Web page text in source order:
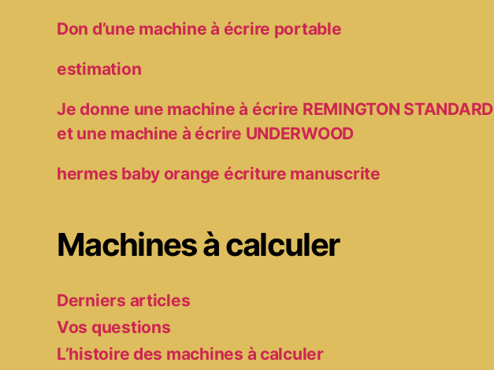
Don d’une machine à écrire portable
estimation
Je donne une machine à écrire REMINGTON STANDARD
et une machine à écrire UNDERWOOD
hermes baby orange écriture manuscrite
Machines à calculer
Derniers articles
Vos questions
L’histoire des machines à calculer